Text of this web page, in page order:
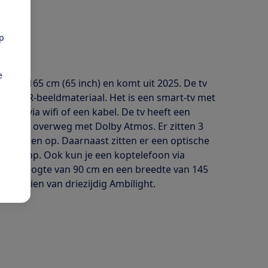
van 165 cm (65 inch) en komt uit 2025. De tv
HDR-beeldmateriaal. Het is een smart-tv met
via wifi of een kabel. De tv heeft een
kan overweg met Dolby Atmos. Er zitten 3
poorten op. Daarnaast zitten er een optische
op. Ook kun je een koptelefoon via
hoogte van 90 cm en een breedte van 145
voorzien van driezijdig Ambilight.